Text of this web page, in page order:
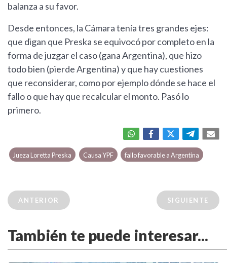
balanza a su favor.
Desde entonces, la Cámara tenía tres grandes ejes:
que digan que Preska se equivocó por completo en la
forma de juzgar el caso (gana Argentina), que hizo
todo bien (pierde Argentina) y que hay cuestiones
que reconsiderar, como por ejemplo dónde se hace el
fallo o que hay que recalcular el monto. Pasó lo
primero.
Jueza Loretta Preska Causa YPF fallo favorable a Argentina
ANTERIOR SIGUIENTE
También te puede interesar...